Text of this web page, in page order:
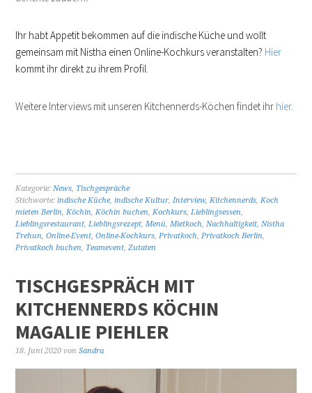
Ihr habt Appetit bekommen auf die indische Küche und wollt
gemeinsam mit Nistha einen Online-Kochkurs veranstalten? Hier
kommt ihr direkt zu ihrem Profil.
Weitere Interviews mit unseren Kitchennerds-Köchen findet ihr hier.
Kategorie:News, Tischgespräche
Stichworte:indische Küche,indische Kultur,Interview,Kitchennerds,Koch
mieten Berlin,Köchin,Köchin buchen,Kochkurs,Lieblingsessen,
Lieblingsrestaurant,Lieblingsrezept,Menü,Mietkoch,Nachhaltigkeit,Nistha
Trehun,Online-Event,Online-Kochkurs,Privatkoch,Privatkoch Berlin,
Privatkoch buchen, Teamevent,Zutaten
TISCHGESPRÄCH MIT
KITCHENNERDS KÖCHIN
MAGALIE PIEHLER
18. Juni 2020 vonSandra